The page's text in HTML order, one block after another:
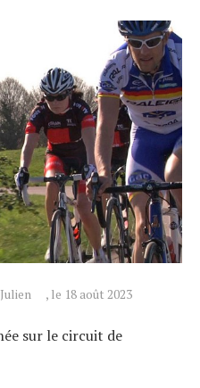
, le 18 août 2023
sur le circuit de